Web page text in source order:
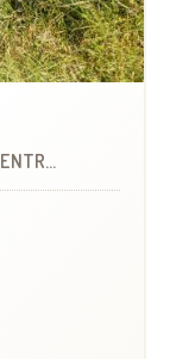
(WZC)